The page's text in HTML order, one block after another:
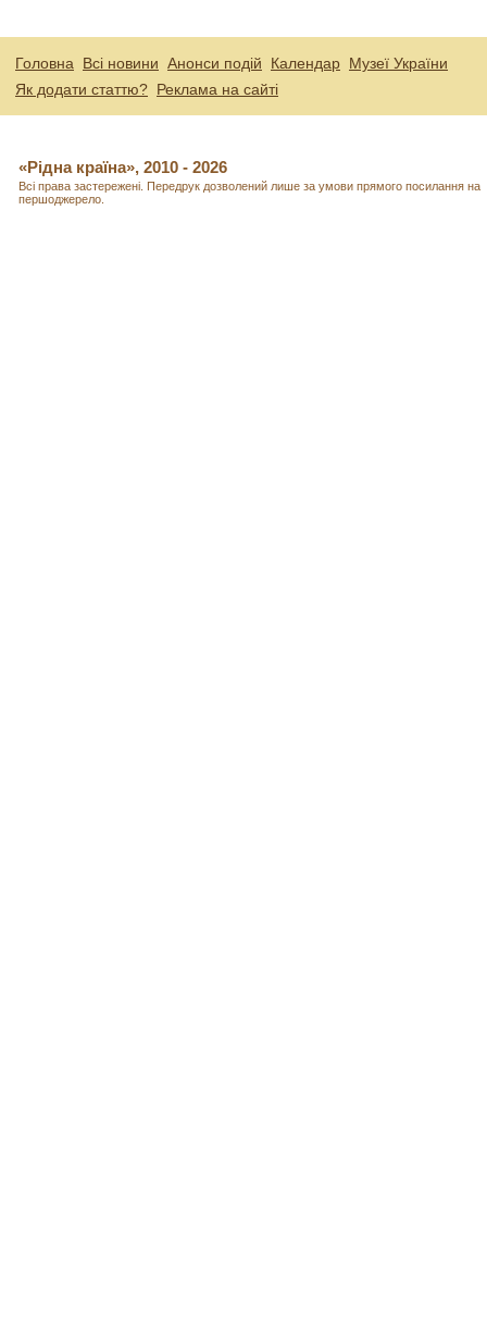
Головна Всі новини Анонси подій Календар Музеї України
Як додати статтю? Реклама на сайті
«Рідна країна», 2010 - 2026
Всі права застережені. Передрук дозволений лише за умови прямого посилання на
першоджерело.